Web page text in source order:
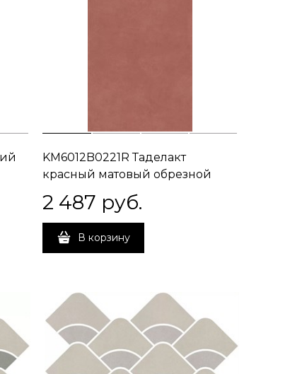
KM6012B0221R Таделакт
красный матовый обрезной
2 487 руб.
В корзину